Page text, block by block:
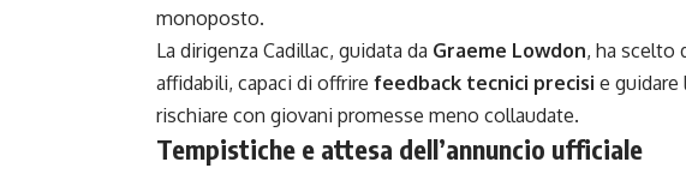
monoposto.
La dirigenza Cadillac, guidata da Graeme Lowdon, ha scelto
affidabili, capaci di offrire feedback tecnici precisi e
rischiare con giovani promesse meno collaudate.
Tempistiche e attesa dell’annuncio ufficiale